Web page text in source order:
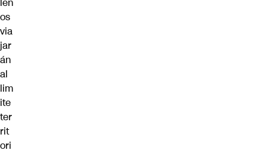
len
os
via
jar
án
al
lim
ite
ter
rit
ori